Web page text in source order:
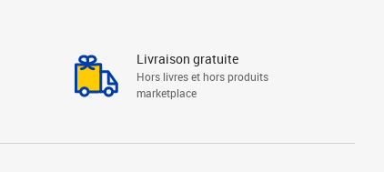
Livraison gratuite
Hors livres et hors produits
marketplace